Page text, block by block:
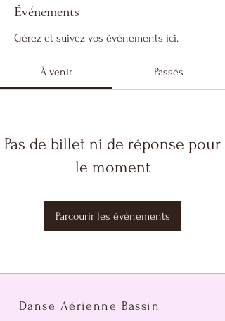
Événements
Gérez et suivez vos événements ici.
À venir Passés
Pas de billet ni de réponse pour
le moment
Parcourir les événements
Danse Aérienne Bassin